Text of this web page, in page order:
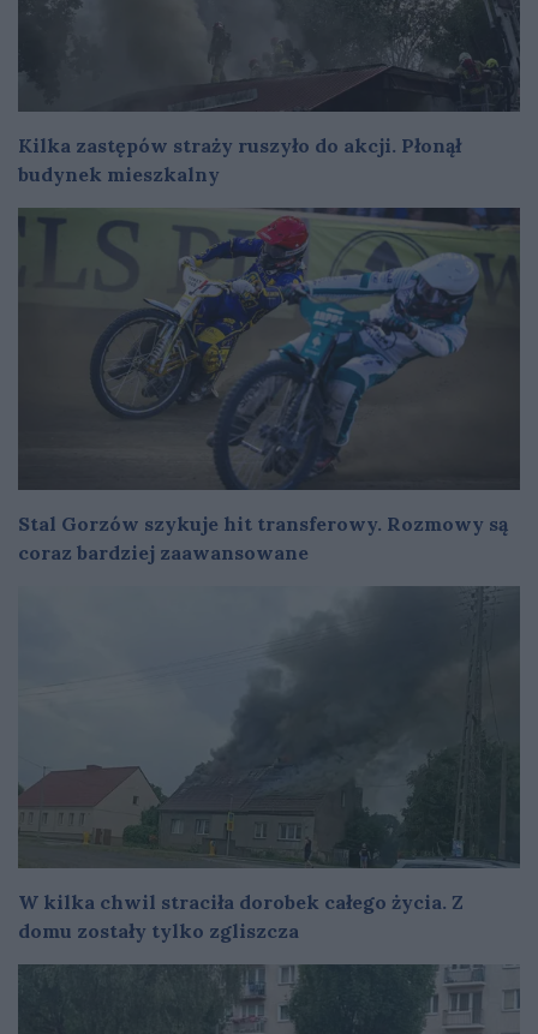
Kilka zastępów straży ruszyło do akcji. Płonął
budynek mieszkalny
Stal Gorzów szykuje hit transferowy. Rozmowy są
coraz bardziej zaawansowane
W kilka chwil straciła dorobek całego życia. Z
domu zostały tylko zgliszcza